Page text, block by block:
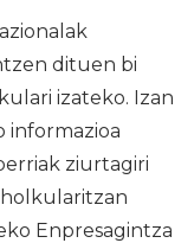
dituen bi
izateko. Izan
ziurtagiri
Enpresagintza